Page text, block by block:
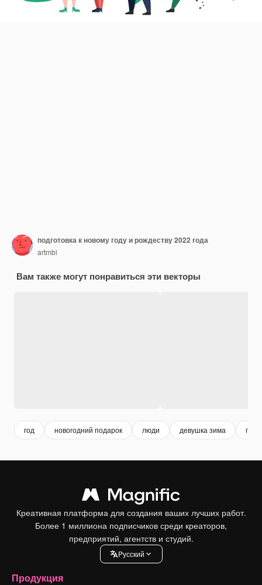
подготовка к новому году и рождеству 2022 года
artmbi
Вам также могут понравиться эти векторы
год новогодний подарок люди девушка зима
Креативная платформа для создания ваших лучших работ.
Более 1 миллиона подписчиков среди креаторов,
предприятий, агентств и студий.
Pусский
Продукция